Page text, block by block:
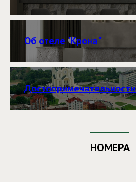
Об отеле "Крона"
Достопримечательности
НОМЕРА